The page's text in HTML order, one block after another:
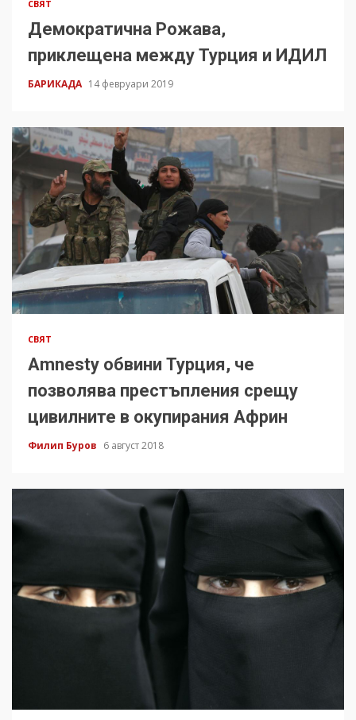
СВЯТ
Демократична Рожава,
приклещена между Турция и ИДИЛ
БАРИКАДА 14 февруари 2019
СВЯТ
Amnesty обвини Турция, че
позволява престъпления срещу
цивилните в окупирания Африн
Филип Буров 6 август 2018